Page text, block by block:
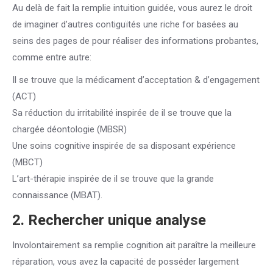
Au delà de fait la remplie intuition guidée, vous aurez le droit
de imaginer d’autres contiguïtés une riche for basées au
seins des pages de pour réaliser des informations probantes,
comme entre autre:
Il se trouve que la médicament d’acceptation & d’engagement
(ACT)
Sa réduction du irritabilité inspirée de il se trouve que la
chargée déontologie (MBSR)
Une soins cognitive inspirée de sa disposant expérience
(MBCT)
L’art-thérapie inspirée de il se trouve que la grande
connaissance (MBAT).
2. Rechercher unique analyse
Involontairement sa remplie cognition ait paraître la meilleure
réparation, vous avez la capacité de posséder largement